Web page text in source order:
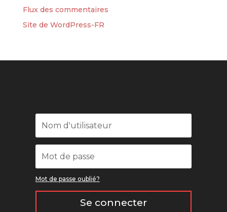
Flux des commentaires
Site de WordPress-FR
Mot de passe oublié?
Se connecter